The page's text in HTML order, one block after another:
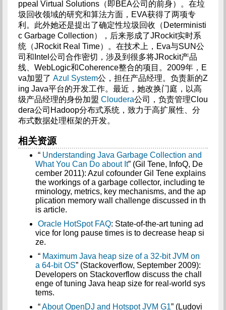
ppeal Virtual Solutions（即BEA公司的前身）。在垃
圾回收领域的研究和算法方面，EVA获得了两项专
利。此外她还是提出了确定性垃圾回收（Deterministi
c Garbage Collection），后来形成了JRockit实时系
统（JRockit Real Time）。在技术上，Eva与SUN公
司和Intel公司合作密切，涉及到很多将JRockit产品
线、WebLogic和Coherence整合的项目。2009年，E
va加盟了 Azul System公，担任产品经理。负责新的Z
ing Java平台的开发工作。最近，她改换门庭，以高
级产品经理的身份加盟 Cloudera公司，负责管理Clou
dera公司Hadoop分布式系统，致力于高扩展性、分
布式数据处理框架的开发。
相关资源
“ Understanding Java Garbage Collection and
What You Can Do about It” (Gil Tene, InfoQ, De
cember 2011): Azul cofounder Gil Tene explains
the workings of a garbage collector, including te
rminology, metrics, key mechanisms, and the ap
plication memory wall challenge discussed in th
is article.
Oracle HotSpot FAQ: State-of-the-art tuning ad
vice for long pause times is to decrease heap si
ze.
“ Maximum Java heap size of a 32-bit JVM on
a 64-bit OS” (Stackoverflow, September 2009):
Developers on Stackoverflow discuss the chall
enge of tuning Java heap size for real-world sys
tems.
“About OpenDJ and Hotspot JVM G1” (Ludovi